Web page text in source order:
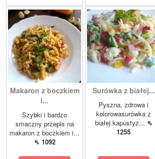
Makaron z boczkiem
i...
Szybki i bardzo
smaczny przepis na
makaron z boczkiem i...
⇖ 1092
Surówka z białej...
Pyszna, zdrowa i
kolorowasurówka z
białej kapustyz... ⇖
1255